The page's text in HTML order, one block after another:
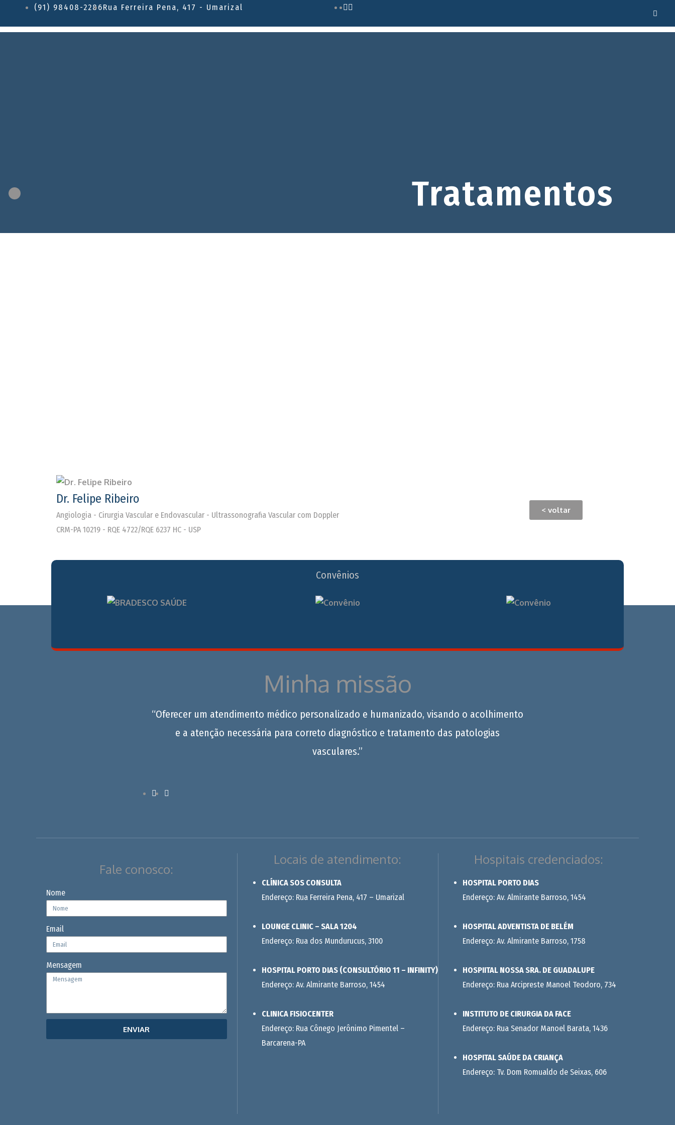
(91) 98408-2286Rua Ferreira Pena, 417 - Umarizal
Tratamentos
Dr. Felipe Ribeiro
Angiologia - Cirurgia Vascular e Endovascular - Ultrassonografia Vascular com Doppler
CRM-PA 10219 - RQE 4722/RQE 6237 HC - USP
< voltar
Convênios
Minha missão
“Oferecer um atendimento médico personalizado e humanizado, visando o acolhimento
e a atenção necessária para correto diagnóstico e tratamento das patologias
vasculares.”
Fale conosco:
Nome
Email
Mensagem
ENVIAR
Locais de atendimento:
CLÍNICA SOS CONSULTA
Endereço: Rua Ferreira Pena, 417 – Umarizal
LOUNGE CLINIC – SALA 1204
Endereço: Rua dos Mundurucus, 3100
HOSPITAL PORTO DIAS (CONSULTÓRIO 11 – INFINITY)
Endereço: Av. Almirante Barroso, 1454
CLINICA FISIOCENTER
Endereço: Rua Cônego Jerônimo Pimentel –
Barcarena-PA
Hospitais credenciados:
HOSPITAL PORTO DIAS
Endereço: Av. Almirante Barroso, 1454
HOSPITAL ADVENTISTA DE BELÉM
Endereço: Av. Almirante Barroso, 1758
HOSPIITAL NOSSA SRA. DE GUADALUPE
Endereço: Rua Arcipreste Manoel Teodoro, 734
INSTITUTO DE CIRURGIA DA FACE
Endereço: Rua Senador Manoel Barata, 1436
HOSPITAL SAÚDE DA CRIANÇA
Endereço: Tv. Dom Romualdo de Seixas, 606